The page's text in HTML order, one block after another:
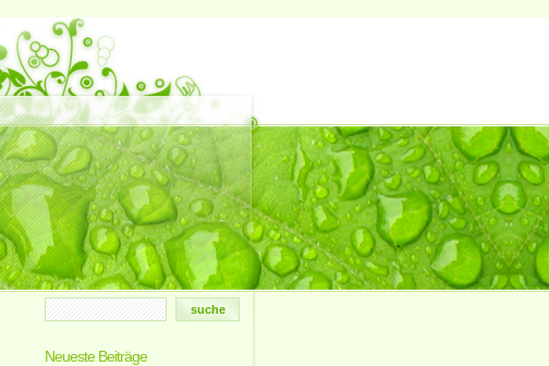
Neueste Beiträge